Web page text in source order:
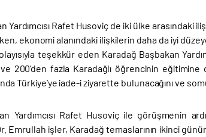
Yardımcısı Rafet Husoviç de iki ülke
ekonomi alanındaki ilişkilerin daha da iyi
teşekkür eden Karadağ Başbakan
200’den fazla Karadağlı öğrencinin eğitimine
Türkiye’ye iade-i ziyarette bulunacağını ve
Yardımcısı Rafet Husoviç ile görüşmenin
Emrullah işler, Karadağ temaslarının ikinci